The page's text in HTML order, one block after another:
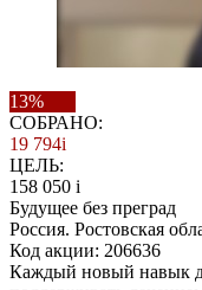
13%
СОБРАНО:
19 794i
ЦЕЛЬ:
158 050 i
Будущее без преград
Россия. Ростовская
Код акции: 206636
Каждый новый навык